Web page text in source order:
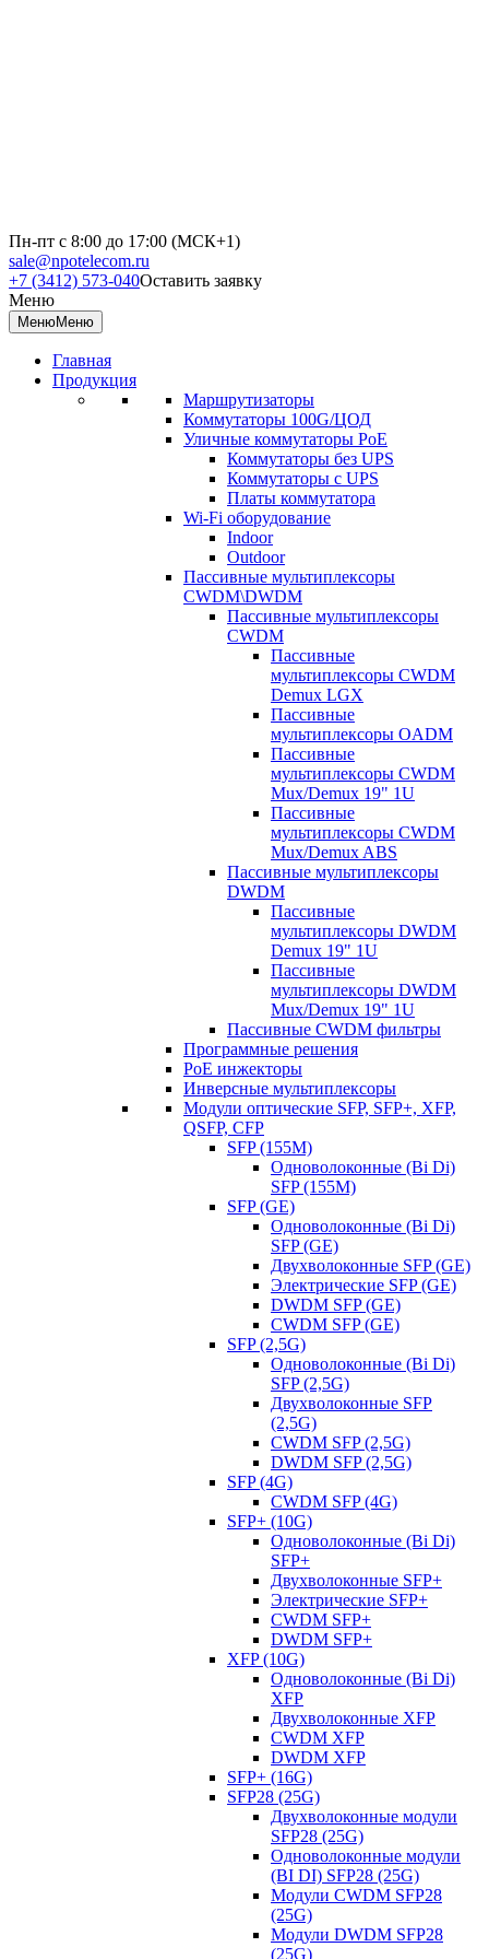
Пн-пт с 8:00 до 17:00 (МСК+1)
sale@npotelecom.ru
+7 (3412) 573-040Оставить заявку
Меню
МенюМеню
Главная
Продукция
Маршрутизаторы
Коммутаторы 100G/ЦОД
Уличные коммутаторы PoE
Коммутаторы без UPS
Коммутаторы с UPS
Платы коммутатора
Wi-Fi оборудование
Indoor
Outdoor
Пассивные мультиплексоры
CWDM\DWDM
Пассивные мультиплексоры
CWDM
Пассивные
мультиплексоры CWDM
Demux LGX
Пассивные
мультиплексоры OADM
Пассивные
мультиплексоры CWDM
Mux/Demux 19" 1U
Пассивные
мультиплексоры CWDM
Mux/Demux ABS
Пассивные мультиплексоры
DWDM
Пассивные
мультиплексоры DWDM
Demux 19" 1U
Пассивные
мультиплексоры DWDM
Mux/Demux 19" 1U
Пассивные CWDM фильтры
Программные решения
PoE инжекторы
Инверсные мультиплексоры
Модули оптические SFP, SFP+, XFP,
QSFP, CFP
SFP (155M)
Одноволоконные (Bi Di)
SFP (155M)
SFP (GE)
Одноволоконные (Bi Di)
SFP (GE)
Двухволоконные SFP (GE)
Электрические SFP (GE)
DWDM SFP (GE)
CWDM SFP (GE)
SFP (2,5G)
Одноволоконные (Bi Di)
SFP (2,5G)
Двухволоконные SFP
(2,5G)
CWDM SFP (2,5G)
DWDM SFP (2,5G)
SFP (4G)
CWDM SFP (4G)
SFP+ (10G)
Одноволоконные (Bi Di)
SFP+
Двухволоконные SFP+
Электрические SFP+
CWDM SFP+
DWDM SFP+
XFP (10G)
Одноволоконные (Bi Di)
XFP
Двухволоконные XFP
CWDM XFP
DWDM XFP
SFP+ (16G)
SFP28 (25G)
Двухволоконные модули
SFP28 (25G)
Одноволоконные модули
(BI DI) SFP28 (25G)
Модули CWDM SFP28
(25G)
Модули DWDM SFP28
(25G)